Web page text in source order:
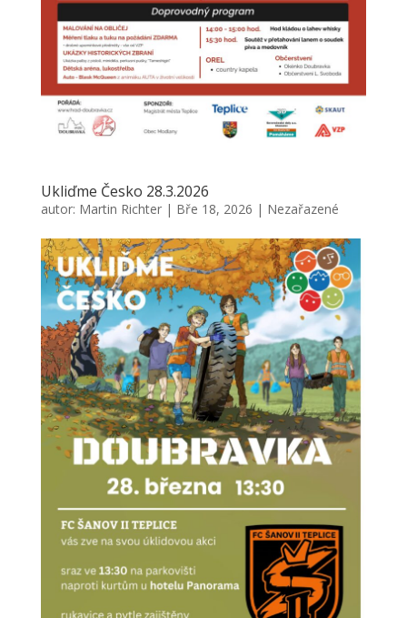
Ukliďme Česko 28.3.2026
autor: Martin Richter| Bře 18, 2026 | Nezařazené